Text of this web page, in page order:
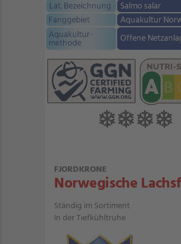
FJORDKRONE
Norwegische
Ständig im Sortiment
In der Tiefkühltruhe